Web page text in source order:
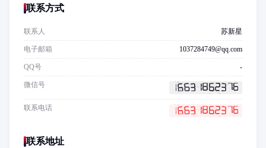
联系方式
联系人 苏新星
电子邮箱 1037284749@qq.com
QQ号 -
微信号
联系电话
联系地址